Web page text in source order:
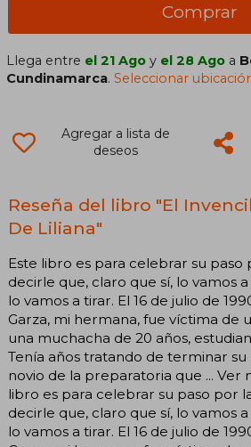
Comprar
Llega entre el 21 Ago y el 28 Ago a
Cundinamarca.Seleccionar
Agregar a lista de
deseos
Reseña del libro "El
De Liliana"
Este libro es para celebrar su paso
decirle que, claro que sí, lo vamos
lo vamos a tirar. El 16 de julio de
Garza, mi hermana, fue víctima de
una muchacha de 20 años,
Tenía años tratando de terminar
novio de la preparatoria que ... Ver
libro es para celebrar su paso por
decirle que, claro que sí, lo vamos
lo vamos a tirar. El 16 de julio de